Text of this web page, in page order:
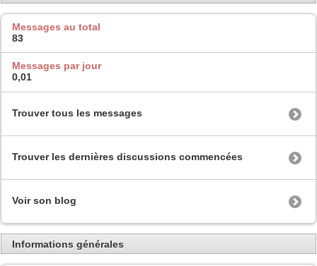
Messages au total
83
Messages par jour
0,01
Trouver tous les messages
Trouver les dernières discussions commencées
Voir son blog
Informations générales